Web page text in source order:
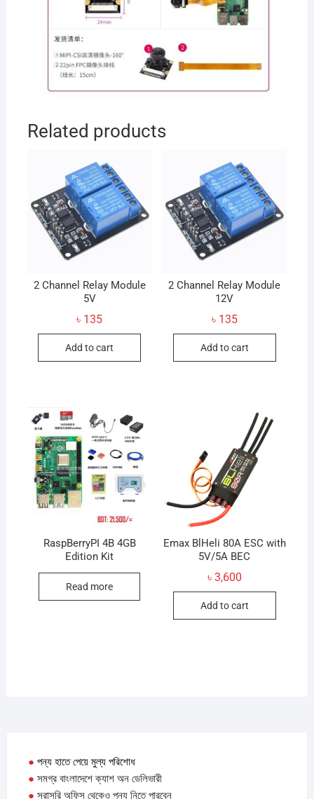
Related products
2 Channel Relay Module
5V
৳ 135
Add to cart
2 Channel Relay Module
12V
৳ 135
Add to cart
RaspBerryPI 4B 4GB
Edition Kit
Read more
Emax BlHeli 80A ESC with
5V/5A BEC
৳ 3,600
Add to cart
● পন্য হাতে পেয়ে মুল্য পরিশোধ
● সমগ্র বাংলাদেশে ক্যাশ অন ডেলিভারী
● সরাসরি অফিস থেকেও পন্য নিতে পারবেন